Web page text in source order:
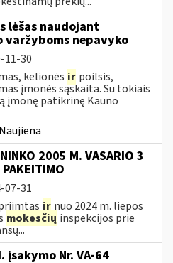
lėšas naudojant
varžyboms nepavyko
11-30
kelionės ir poilsis,
įmonės sąskaita. Su tokiais
įmonę patikrinę Kauno
Naujiena
2005 M. VASARIO 3
07-31
ir nuo 2024 m. liepos
mokesčių inspekcijos prie
įsakymo Nr. VA-64